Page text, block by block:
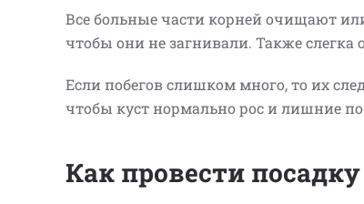
Все больные части корней очищают
чтобы они не загнивали. Также слегка
Если побегов слишком много, то их
чтобы куст нормально рос и лишние
Как провести